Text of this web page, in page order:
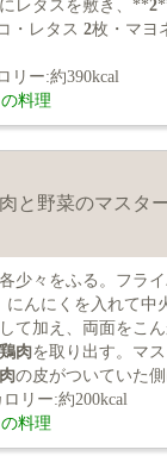
レタスを敷き、**2
・レタス 2枚・マヨ
リー:約390kcal
料理
と野菜のマスタ
少々をふる。フラ
にんにくを入れて中
て加え、両面をこ
鶏肉を取り出す。マ
の皮がついていた側
リー:約200kcal
料理